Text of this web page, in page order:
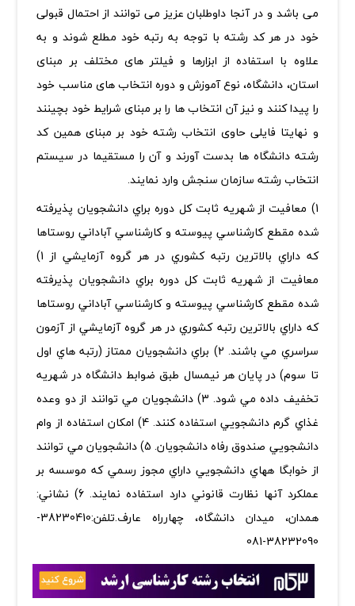
می باشد و در آنجا داوطلبان عزیز می توانند از احتمال قبولی
خود در هر کد رشته با توجه به رتبه خود مطلع شوند و به
علاوه با استفاده از ابزارها و فیلتر های مختلف بر مبنای
استان، دانشگاه، نوع آموزش و دوره انتخاب های مناسب خود
را پیدا کنند و نیز آن انتخاب ها را بر مبنای شرایط خود بچینند
و نهایتا فایلی حاوی انتخاب رشته خود بر مبنای همین کد
رشته دانشگاه ها بدست آورند و آن را مستقیما در سیستم
انتخاب رشته سازمان سنجش وارد نمایند.
1) معافيت از شهريه ثابت كل دوره براي دانشجويان پذيرفته
شده مقطع كارشناسي پيوسته و كارشناسي آباداني روستاها
كه داراي بالاترين رتبه كشوري در هر گروه آزمايشي از 1)
معافيت از شهريه ثابت كل دوره براي دانشجويان پذيرفته
شده مقطع كارشناسي پيوسته و كارشناسي آباداني روستاها
كه داراي بالاترين رتبه كشوري در هر گروه آزمايشي از آزمون
سراسري مي باشند. 2) براي دانشجويان ممتاز (رتبه هاي اول
تا سوم) در پايان هر نيمسال طبق ضوابط دانشگاه در شهريه
تخفيف داده مي شود. 3) دانشجويان مي توانند از دو وعده
غذاي گرم دانشجويي استفاده كنند. 4) امكان استفاده از وام
دانشجويي صندوق رفاه دانشجويان. 5) دانشجويان مي توانند
از خوابگا ههاي دانشجويي داراي مجوز رسمي كه موسسه بر
عملكرد آنها نظارت قانوني دارد استفاده نمايند. 6) نشاني:
همدان، ميدان دانشگاه، چهارراه عارف.تلفن:38230410-
38232090-081